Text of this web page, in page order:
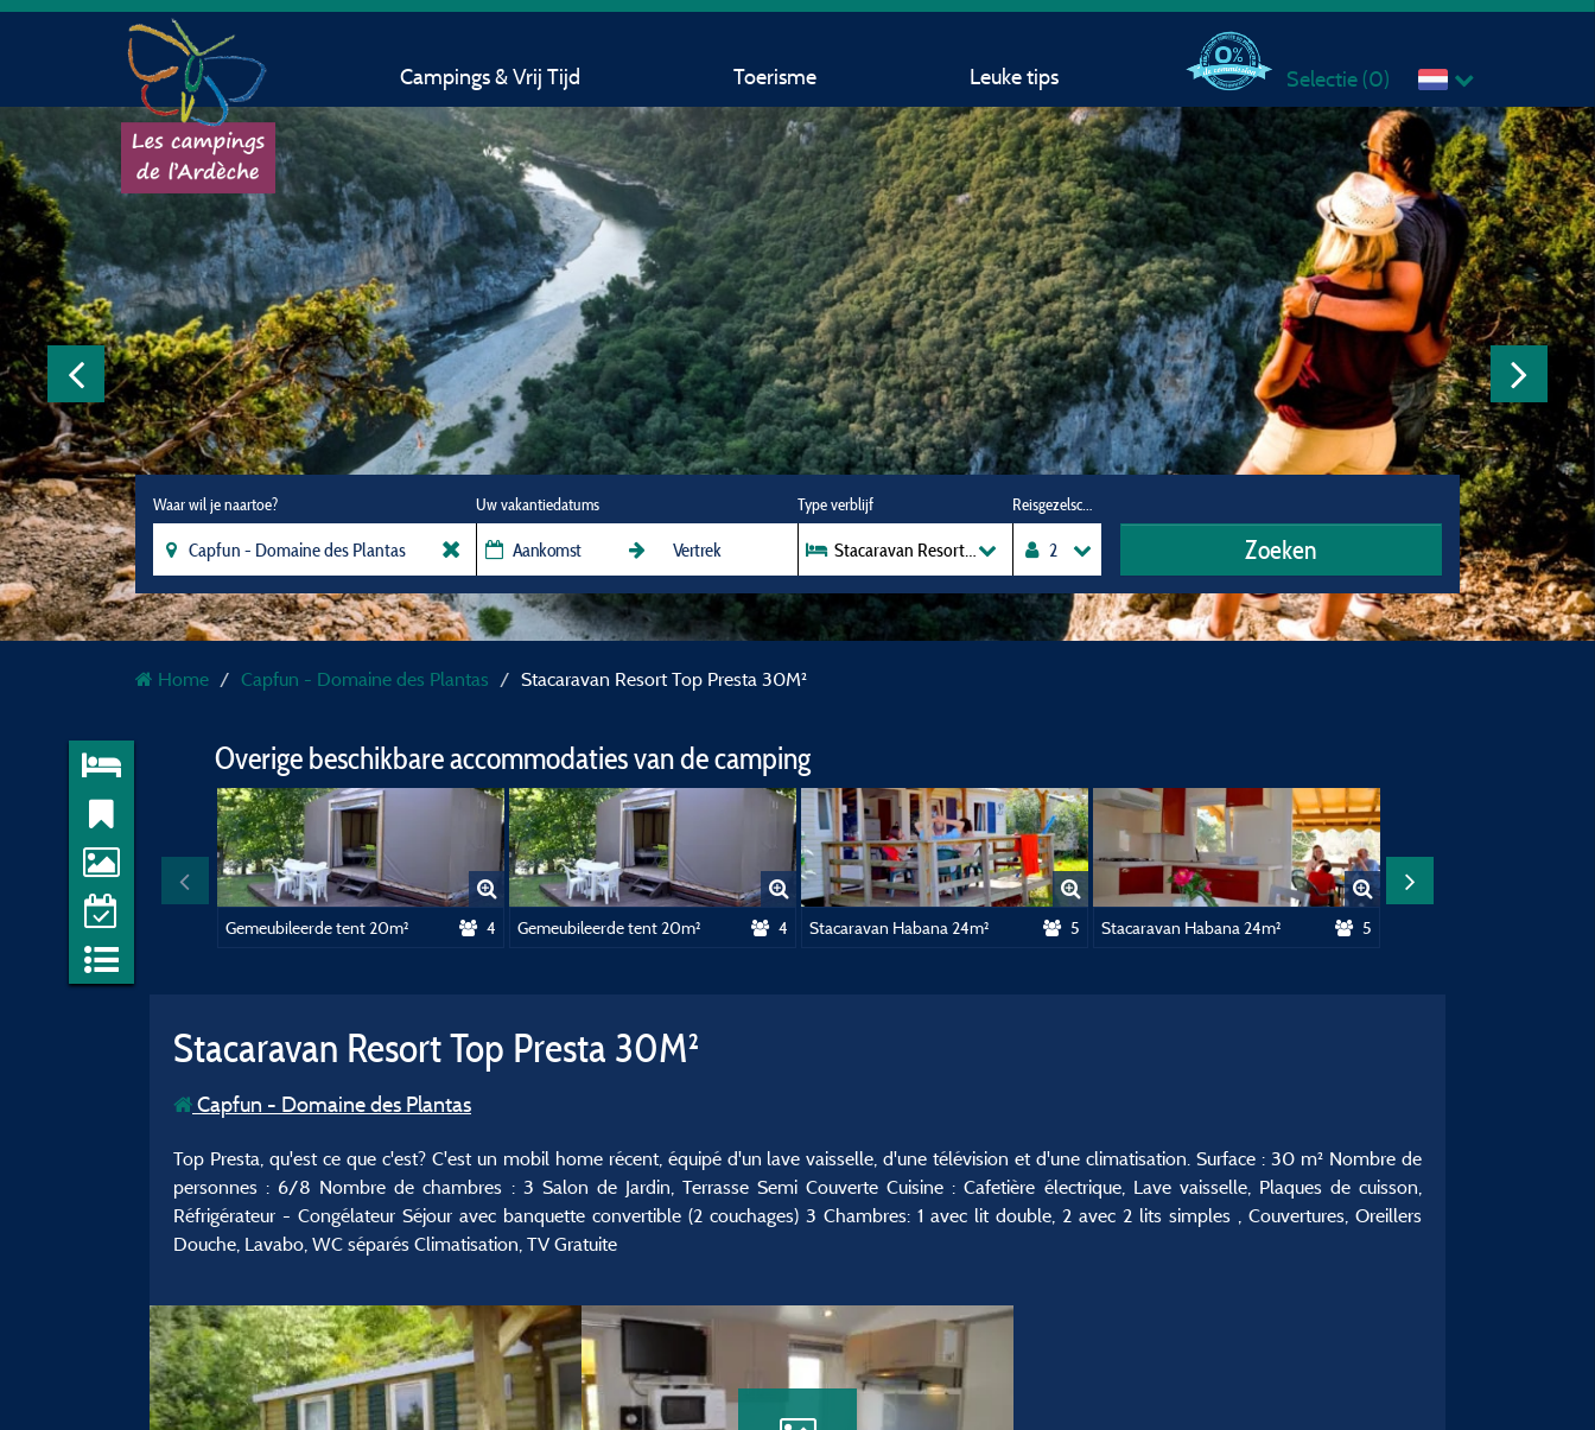
Campings & Vrij Tijd Toerisme Leuke tips Selectie (0)
Waar wil je naartoe? Uw vakantiedatums Type verblijf
Stacaravan Resort Top Presta 30M²
Reisgezelschap
Zoeken
Home Capfun - Domaine des Plantas Stacaravan Resort Top Presta 30M²
Overige beschikbare accommodaties van de camping
Gemeubileerde tent 20m² 4 Gemeubileerde tent 20m² 4 Stacaravan Habana 24m² 5 Stacaravan Habana 24m² 5
Stacaravan Resort Top Presta 30M²
Capfun - Domaine des Plantas
Top Presta, qu'est ce que c'est? C'est un mobil home récent, équipé d'un lave vaisselle, d'une télévision et d'une climatisation. Surface : 30 m² Nombre de
personnes : 6/8 Nombre de chambres : 3 Salon de Jardin, Terrasse Semi Couverte Cuisine : Cafetière électrique, Lave vaisselle, Plaques de cuisson,
Réfrigérateur - Congélateur Séjour avec banquette convertible (2 couchages) 3 Chambres: 1 avec lit double, 2 avec 2 lits simples , Couvertures, Oreillers
Douche, Lavabo, WC séparés Climatisation, TV Gratuite